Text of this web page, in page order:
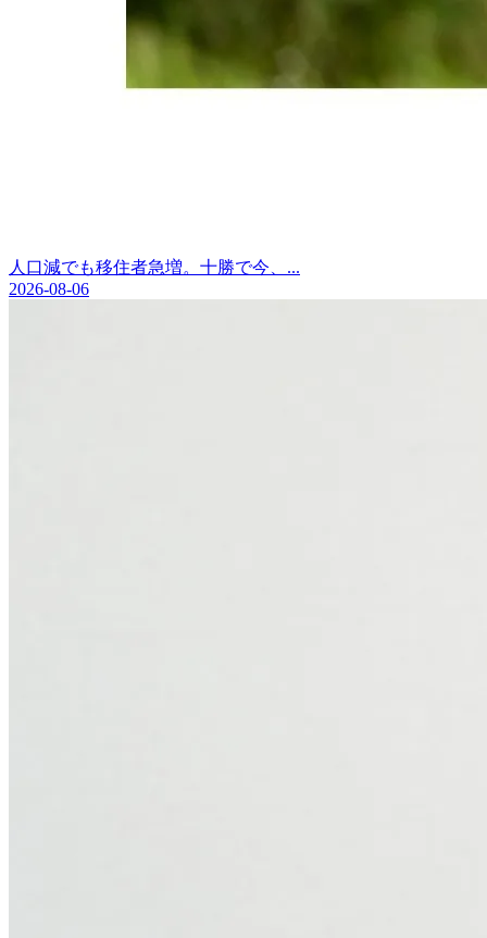
人口減でも移住者急増。十勝で今、...
2026-08-06